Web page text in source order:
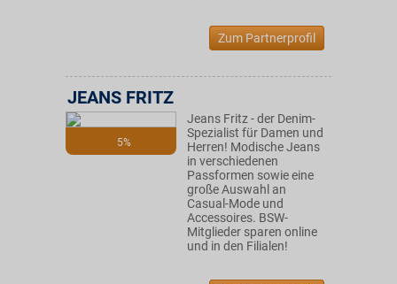
Zum Partnerprofil
5%
JEANS FRITZ
Jeans Fritz - der Denim-
Spezialist für Damen und
Herren! Modische Jeans
in verschiedenen
Passformen sowie eine
große Auswahl an
Casual-Mode und
Accessoires. BSW-
Mitglieder sparen online
und in den Filialen!